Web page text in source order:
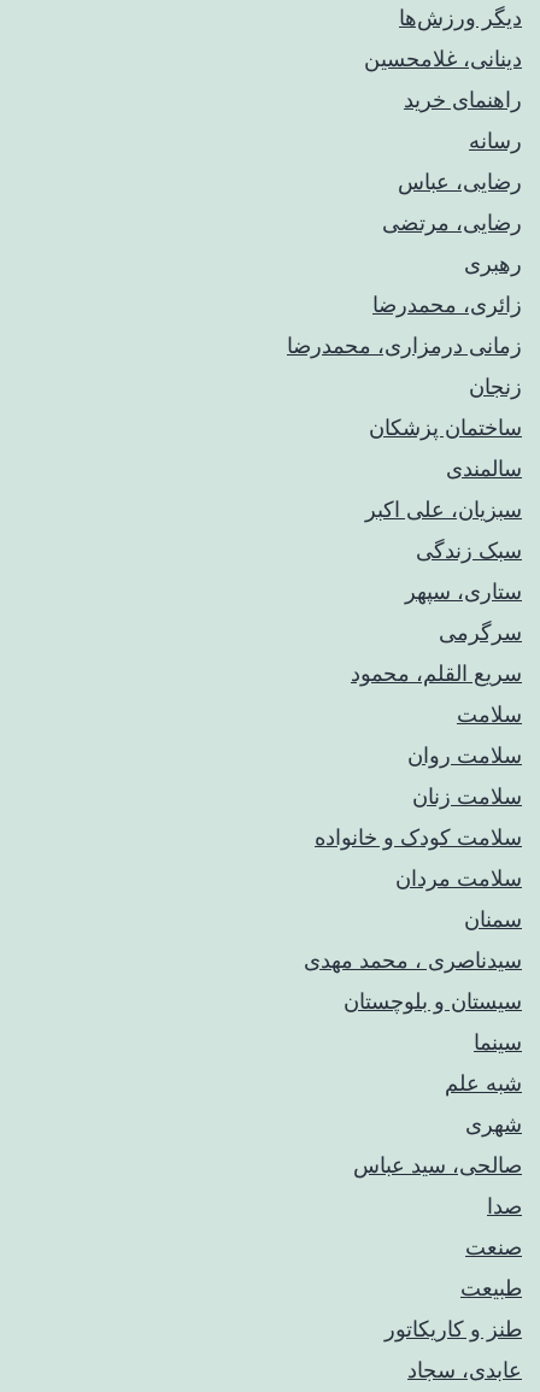
دیگر ورزش‌ها
دینانی، غلامحسین
راهنمای خريد
رسانه
رضایی، عباس
رضایی، مرتضی
رهبری
زائری، محمدرضا
زمانی درمزاری، محمدرضا
زنجان
ساختمان پزشکان
سالمندی
سبزیان، علی اکبر
سبک زندگی
ستاری، سپهر
سرگرمی
سریع القلم، محمود
سلامت
سلامت روان
سلامت زنان
سلامت کودک‌ و خانواده
سلامت مردان
سمنان
سیدناصری ، محمد مهدی
سیستان و بلوچستان
سینما
شبه علم
شهری
صالحی، سید عباس
صدا
صنعت
طبیعت
طنز و کاریکاتور
عابدی، سجاد